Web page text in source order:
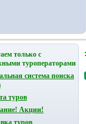
только с
туроператорами
система поиска
туров
Акции!
туров